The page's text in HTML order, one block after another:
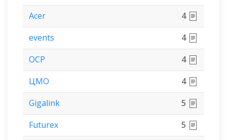
Acer
4
events
4
OCP
4
ЦМО
4
Gigalink
5
Futurex
5